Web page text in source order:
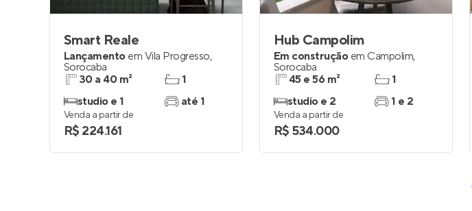
Smart Reale
Lançamento em Vila Progresso,
Sorocaba
30 a 40 m²
studio e 1
1
até 1
Venda a partir de
R$ 224.161
Hub Campolim
Em construção em Campolim,
Sorocaba
45 e 56 m²
studio e 2
1
1 e 2
Venda a partir de
R$ 534.000